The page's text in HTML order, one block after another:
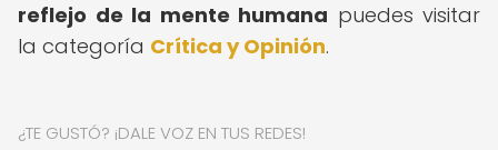
reflejo de la mente humana puedes visitar
la categoría Crítica y Opinión.
¿TE GUSTÓ? ¡DALE VOZ EN TUS REDES!